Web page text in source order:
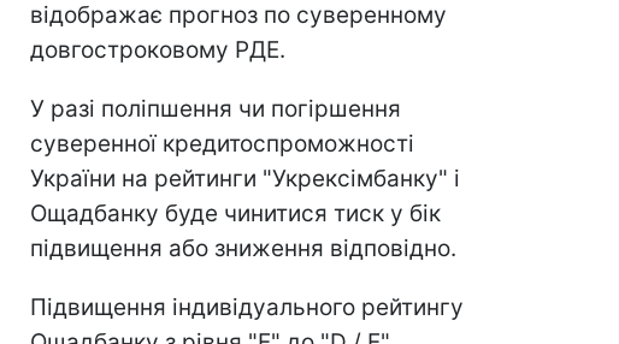
відображає прогноз по суверенному
довгостроковому РДЕ.
У разі поліпшення чи погіршення
суверенної кредитоспроможності
України на рейтинги "Укрексімбанку" і
Ощадбанку буде чинитися тиск у бік
підвищення або зниження відповідно.
Підвищення індивідуального рейтингу